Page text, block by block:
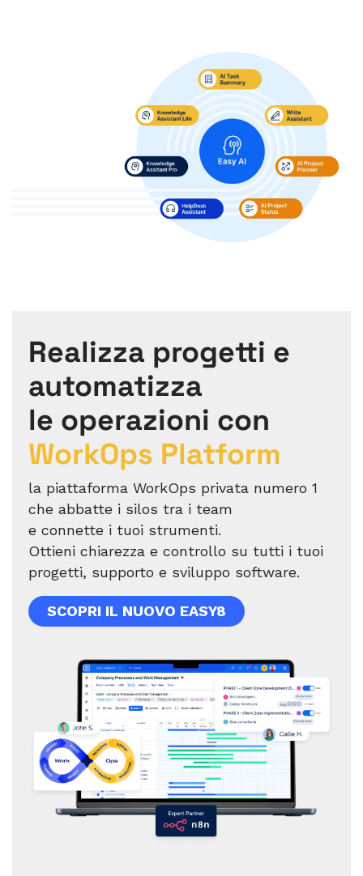
Realizza progetti e
automatizza
le operazioni con
WorkOps Platform
la piattaforma WorkOps privata numero 1
che abbatte i silos tra i team
e connette i tuoi strumenti.
Ottieni chiarezza e controllo su tutti i tuoi
progetti, supporto e sviluppo software.
SCOPRI IL NUOVO EASY8